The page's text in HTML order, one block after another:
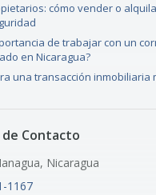
cómo vender o
de trabajar con un
en Nicaragua?
una transacción inmobiliaria
Contacto
Nicaragua
1167